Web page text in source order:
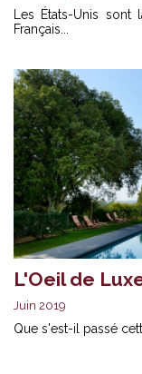
Les États-Unis
Français...
L'Oeil de
Juin 2019
Que s'est-il passé